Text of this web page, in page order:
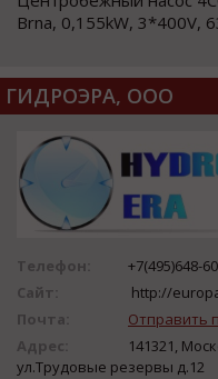
Brna, 0,155kW, 3*400V,
ГИДРОЭРА, ООО
Телефон:
+7(495)648-
Сайт:
http://
Почта:
Отправить
Адрес:
141321,
ул.Трудовые резервы д.12